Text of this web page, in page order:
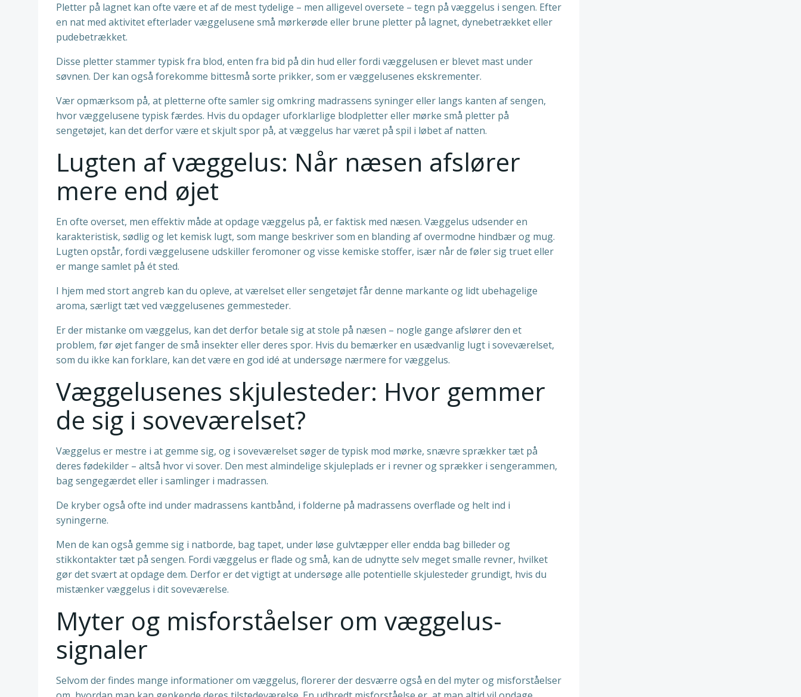
Pletter på lagnet kan ofte være et af de mest tydelige – men alligevel oversete – tegn på væggelus i sengen. Efter
en nat med aktivitet efterlader væggelusene små mørkerøde eller brune pletter på lagnet, dynebetrækket eller
pudebetrækket.
Disse pletter stammer typisk fra blod, enten fra bid på din hud eller fordi væggelusen er blevet mast under
søvnen. Der kan også forekomme bittesmå sorte prikker, som er væggelusenes ekskrementer.
Vær opmærksom på, at pletterne ofte samler sig omkring madrassens syninger eller langs kanten af sengen,
hvor væggelusene typisk færdes. Hvis du opdager uforklarlige blodpletter eller mørke små pletter på
sengetøjet, kan det derfor være et skjult spor på, at væggelus har været på spil i løbet af natten.
Lugten af væggelus: Når næsen afslører
mere end øjet
En ofte overset, men effektiv måde at opdage væggelus på, er faktisk med næsen. Væggelus udsender en
karakteristisk, sødlig og let kemisk lugt, som mange beskriver som en blanding af overmodne hindbær og mug.
Lugten opstår, fordi væggelusene udskiller feromoner og visse kemiske stoffer, især når de føler sig truet eller
er mange samlet på ét sted.
I hjem med stort angreb kan du opleve, at værelset eller sengetøjet får denne markante og lidt ubehagelige
aroma, særligt tæt ved væggelusenes gemmesteder.
Er der mistanke om væggelus, kan det derfor betale sig at stole på næsen – nogle gange afslører den et
problem, før øjet fanger de små insekter eller deres spor. Hvis du bemærker en usædvanlig lugt i soveværelset,
som du ikke kan forklare, kan det være en god idé at undersøge nærmere for væggelus.
Væggelusenes skjulesteder: Hvor gemmer
de sig i soveværelset?
Væggelus er mestre i at gemme sig, og i soveværelset søger de typisk mod mørke, snævre sprækker tæt på
deres fødekilder – altså hvor vi sover. Den mest almindelige skjuleplads er i revner og sprækker i sengerammen,
bag sengegærdet eller i samlinger i madrassen.
De kryber også ofte ind under madrassens kantbånd, i folderne på madrassens overflade og helt ind i
syningerne.
Men de kan også gemme sig i natborde, bag tapet, under løse gulvtæpper eller endda bag billeder og
stikkontakter tæt på sengen. Fordi væggelus er flade og små, kan de udnytte selv meget smalle revner, hvilket
gør det svært at opdage dem. Derfor er det vigtigt at undersøge alle potentielle skjulesteder grundigt, hvis du
mistænker væggelus i dit soveværelse.
Myter og misforståelser om væggelus-
signaler
Selvom der findes mange informationer om væggelus, florerer der desværre også en del myter og misforståelser